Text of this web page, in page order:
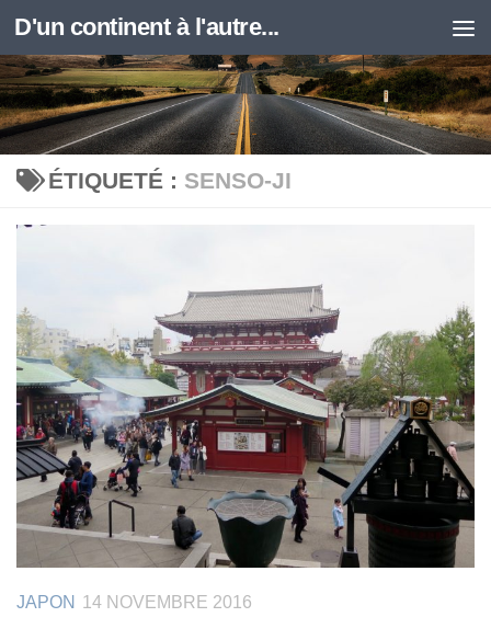
Skip to content
D'un continent à l'autre...
ÉTIQUETÉ : SENSO-JI
JAPON 14 NOVEMBRE 2016